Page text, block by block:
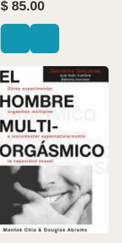
$ 85.00